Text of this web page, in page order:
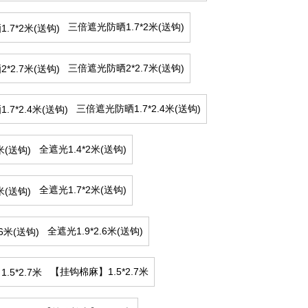
三倍遮光防晒1.7*2米(送钩)
三倍遮光防晒2*2.7米(送钩)
三倍遮光防晒1.7*2.4米(送钩)
全遮光1.4*2米(送钩)
全遮光1.7*2米(送钩)
全遮光1.9*2.6米(送钩)
【挂钩棉麻】1.5*2.7米